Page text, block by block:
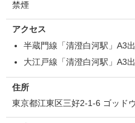
禁煙
アクセス
半蔵門線「清澄白河駅」A3
大江戸線「清澄白河駅」A3
住所
東京都江東区三好2-1-6 ゴッド